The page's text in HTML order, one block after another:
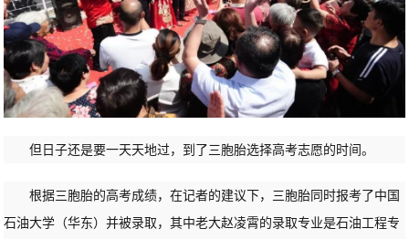
但日子还是要一天天地过，到了三胞胎选择高考志愿的时间。
根据三胞胎的高考成绩，在记者的建议下，三胞胎同时报考了中国
石油大学（华东）并被录取，其中老大赵凌霄的录取专业是石油工程专